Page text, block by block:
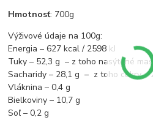
Hmotnosť: 700g
Výživové údaje na 100g:
Energia – 627 kcal / 2598 kJ
Tuky – 52,3 g – z toho nasýtené
Sacharidy – 28,1 g – z toho cukry –
Vláknina – 0,4 g
Bielkoviny – 10,7 g
Soľ – 0,2 g